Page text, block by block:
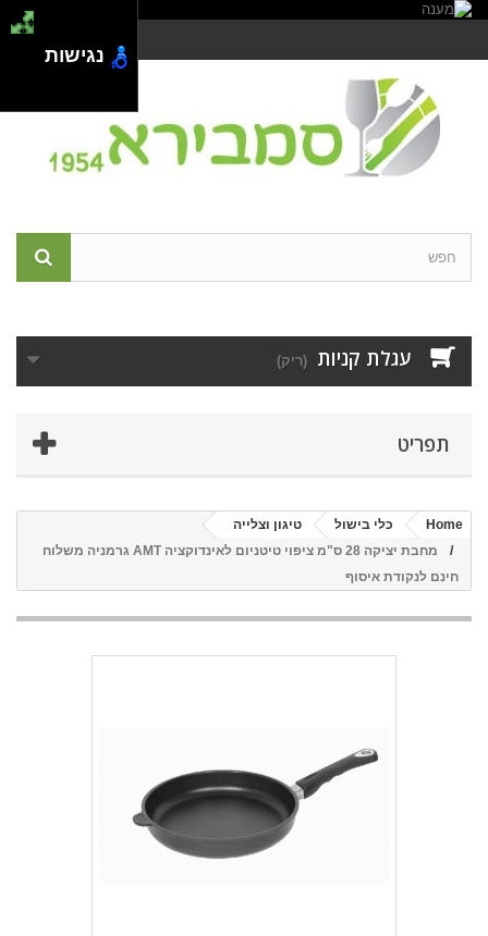
התחבר
עגלת קניות (ריק)
תפריט
Home כלי בישול
טיגון וצלייה
מחבת יציקה 28 ס"מ ציפוי טיטניום לאינדוקציה AMT גרמניה משלוח
חינם לנקודת איסוף
נגישות